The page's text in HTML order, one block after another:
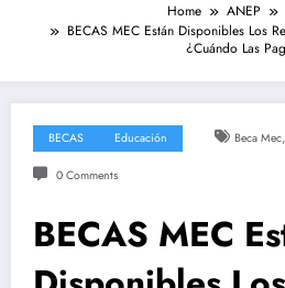
Home ANEP
BECAS MEC Están Disponibles Los
¿Cuándo Las
BECAS Educación Beca Mec,
0 Comments
BECAS MEC